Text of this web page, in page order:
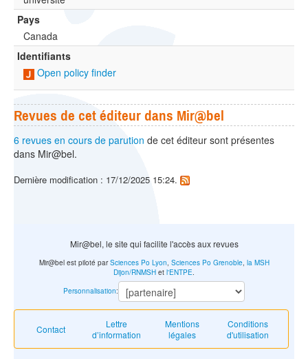
Pays
Canada
Identifiants
Open policy finder
Revues de cet éditeur dans Mir@bel
6 revues en cours de parution de cet éditeur sont présentes
dans Mir@bel.
Dernière modification : 17/12/2025 15:24.
Mir@bel, le site qui facilite l'accès aux revues
Contact
Lettre
d’information
Mentions
légales
Conditions
d'utilisation
Mir@bel est piloté parSciences Po Lyon, Sciences Po Grenoble, la MSH
Dijon/RNMSH et l'ENTPE.
Personnalisation: